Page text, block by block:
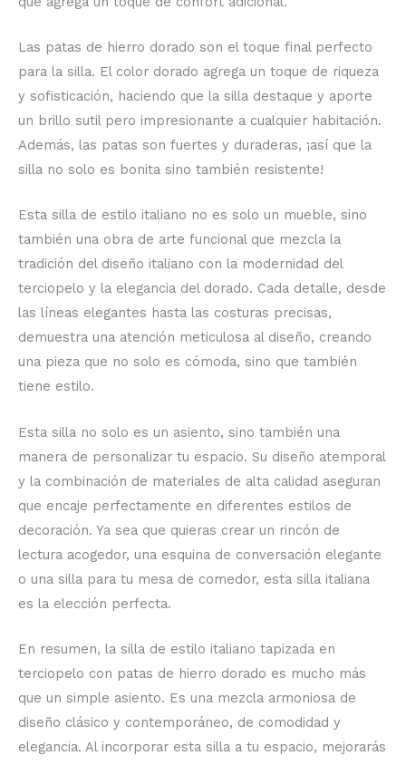
Las patas de hierro dorado son el toque final perfecto
para la silla. El color dorado agrega un toque de riqueza
y sofisticación, haciendo que la silla destaque y aporte
un brillo sutil pero impresionante a cualquier habitación.
Además, las patas son fuertes y duraderas, ¡así que la
silla no solo es bonita sino también resistente!
Esta silla de estilo italiano no es solo un mueble, sino
también una obra de arte funcional que mezcla la
tradición del diseño italiano con la modernidad del
terciopelo y la elegancia del dorado. Cada detalle, desde
las líneas elegantes hasta las costuras precisas,
demuestra una atención meticulosa al diseño, creando
una pieza que no solo es cómoda, sino que también
tiene estilo.
Esta silla no solo es un asiento, sino también una
manera de personalizar tu espacio. Su diseño atemporal
y la combinación de materiales de alta calidad aseguran
que encaje perfectamente en diferentes estilos de
decoración. Ya sea que quieras crear un rincón de
lectura acogedor, una esquina de conversación elegante
o una silla para tu mesa de comedor, esta silla italiana
es la elección perfecta.
En resumen, la silla de estilo italiano tapizada en
terciopelo con patas de hierro dorado es mucho más
que un simple asiento. Es una mezcla armoniosa de
diseño clásico y contemporáneo, de comodidad y
elegancia. Al incorporar esta silla a tu espacio, mejorarás